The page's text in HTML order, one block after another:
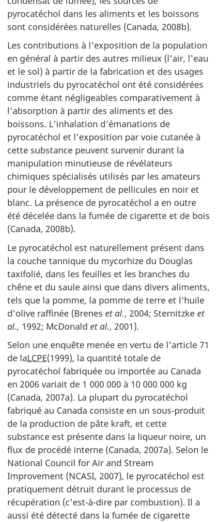
pyrocatéchol dans les aliments et les boissons
sont considérées naturelles (Canada, 2008b).
Les contributions à l'exposition de la population
en général à partir des autres milieux (l'air, l'eau
et le sol) à partir de la fabrication et des usages
industriels du pyrocatéchol ont été considérées
comme étant négligeables comparativement à
l'absorption à partir des aliments et des
boissons. L'inhalation d'émanations de
pyrocatéchol et l'exposition par voie cutanée à
cette substance peuvent survenir durant la
manipulation minutieuse de révélateurs
chimiques spécialisés utilisés par les amateurs
pour le développement de pellicules en noir et
blanc. La présence de pyrocatéchol a en outre
été décelée dans la fumée de cigarette et de bois
(Canada, 2008b).
Le pyrocatéchol est naturellement présent dans
la couche tannique du mycorhize du Douglas
taxifolié, dans les feuilles et les branches du
chêne et du saule ainsi que dans divers aliments,
tels que la pomme, la pomme de terre et l'huile
d'olive raffinée (Brenes et al., 2004; Sternitzke et
al., 1992; McDonald et al., 2001).
Selon une enquête menée en vertu de l'article 71
de laLCPE(1999), la quantité totale de
pyrocatéchol fabriquée ou importée au Canada
en 2006 variait de 1 000 000 à 10 000 000 kg
(Canada, 2007a). La plupart du pyrocatéchol
fabriqué au Canada consiste en un sous-produit
de la production de pâte kraft, et cette
substance est présente dans la liqueur noire, un
flux de procédé interne (Canada, 2007a). Selon le
National Council for Air and Stream
Improvement (NCASI, 2007), le pyrocatéchol est
pratiquement détruit durant le processus de
récupération (c'est-à-dire par combustion). Il a
aussi été détecté dans la fumée de cigarette